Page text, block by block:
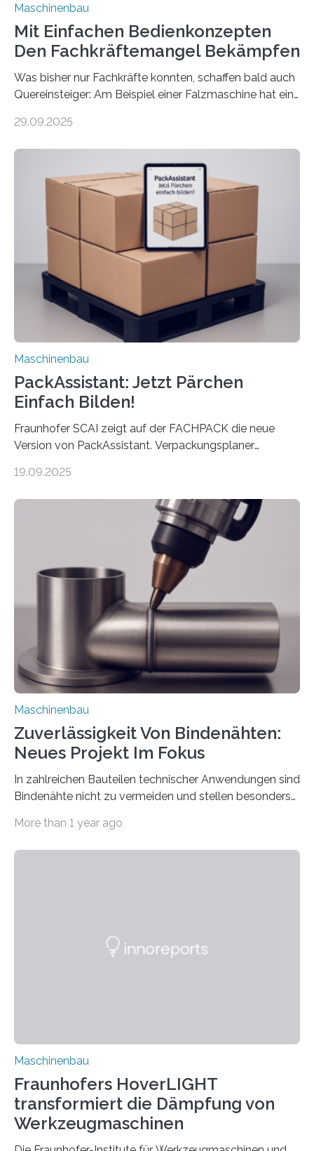
Maschinenbau
Mit Einfachen Bedienkonzepten
Den Fachkräftemangel Bekämpfen
Was bisher nur Fachkräfte konnten, schaffen bald auch
Quereinsteiger: Am Beispiel einer Falzmaschine hat ein
Mensch-Maschine-Schnittstelle so sehr vereinfacht,
Die zugrunde liegende Methodik lässt sich auf alle
anderen Maschinen übertragen. Eine Falzmaschine
umzurüsten ist ein Job für echte Profis. Eine solche
Maschine faltet in Druckereien Broschüren, Prospekte,
Landkarten und vieles mehr – mehrere Zehntausend
Exemplare pro Stunde. Je nach Maschinentyp und
Auftrag kann das Umrüsten…
29.09.2025
Maschinenbau
PackAssistant: Jetzt Pärchen
Einfach Bilden!
Fraunhofer SCAI zeigt auf der FACHPACK die neue
Version von PackAssistant. Verpackungsplaner
Automobil, Maschinenbau und in der Zulieferindustrie.
Teile als eine Einheit verpacken. Die Anordnung kann
der Benutzer vorgeben und erhält so mehr Kontrolle
über die Positionierung der Bauteile. Die ebenfalls neue
Automatisierungsschnittstelle dient dazu, die Software
besser in spezifische Unternehmensprozesse
einzubinden. Sankt Augustin – Zur Messe FACHPACK
vom 23. bis 25. September in Nürnberg…
19.09.2025
Maschinenbau
Zuverlässigkeit Von Bindenähten:
Neues Projekt Im Fokus
In zahlreichen Bauteilen technischer Anwendungen sind
Bindenähte nicht zu vermeiden und stellen besonders
Matrixmaterials eine große Herausforderung dar.
Durch den verstärkten Einsatz von Rezyklaten
More than 1 year ago
Maschinenbau
Fraunhofers HoverLIGHT
transformiert die Dämpfung von
Werkzeugmaschinen